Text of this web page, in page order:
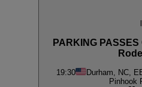
PARKING
19:30 Durham, NC,
Pinhook